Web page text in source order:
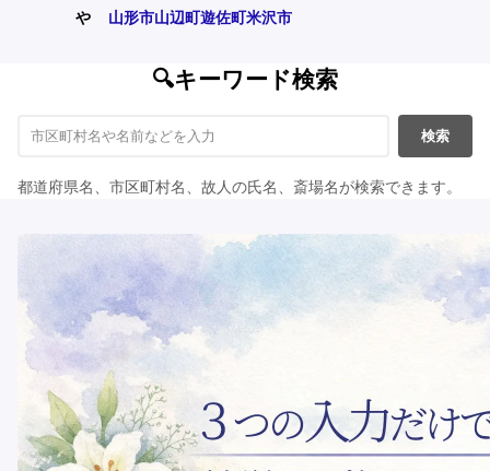
や 山形市山辺町遊佐町米沢市
🔍キーワード検索
検索
都道府県名、市区町村名、故人の氏名、斎場名が検索できます。